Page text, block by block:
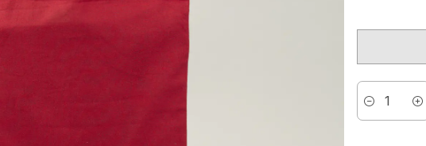
Cantidad